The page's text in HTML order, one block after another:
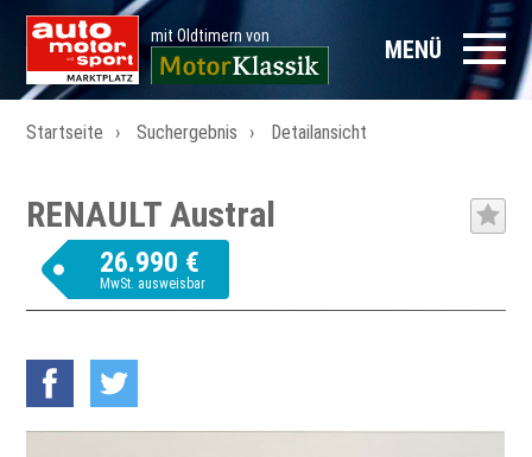
mit Oldtimern von MENÜ
Startseite Suchergebnis Detailansicht
RENAULT Austral
26.990 €
MwSt. ausweisbar